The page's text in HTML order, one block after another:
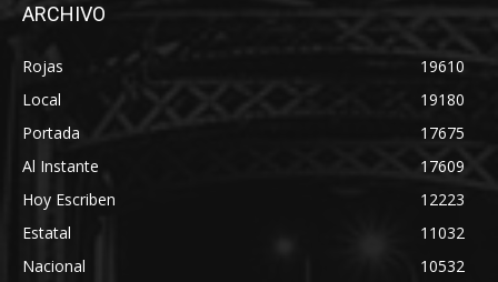
ARCHIVO
Rojas
19610
Local
19180
Portada
17675
Al Instante
17609
Hoy Escriben
12223
Estatal
11032
Nacional
10532